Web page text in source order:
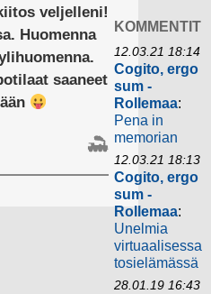
veljelleni!
Huomenna
saaneet
KOMMENTIT
12.03.21 18:14
Cogito, ergo
sum -
Rollemaa:
Pena in
memorian
12.03.21 18:13
Cogito, ergo
sum -
Rollemaa:
Unelmia
virtuaalisessa
tosielämässä
28.01.19 16:43